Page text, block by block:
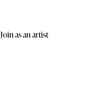
Join as an artist